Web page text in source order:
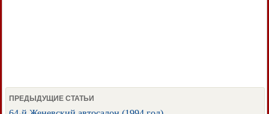
ПРЕДЫДУЩИЕ СТАТЬИ